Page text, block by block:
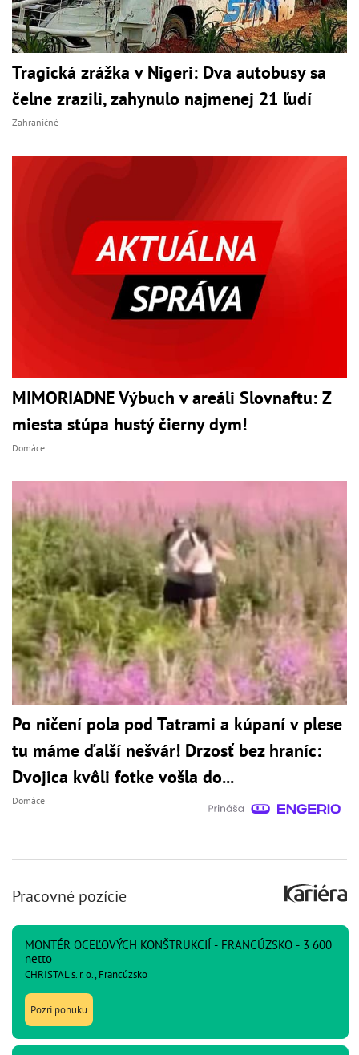
Tragická zrážka v Nigeri: Dva autobusy sa
čelne zrazili, zahynulo najmenej 21 ľudí
Zahraničné
MIMORIADNE Výbuch v areáli Slovnaftu: Z
miesta stúpa hustý čierny dym!
Domáce
Po ničení pola pod Tatrami a kúpaní v plese
tu máme ďalší nešvár! Drzosť bez hraníc:
Dvojica kvôli fotke vošla do...
Domáce
Pracovné pozície
MONTÉR OCEĽOVÝCH KONŠTRUKCIÍ - FRANCÚZSKO - 3 600
netto
CHRISTAL s. r. o., Francúzsko
Pozri ponuku